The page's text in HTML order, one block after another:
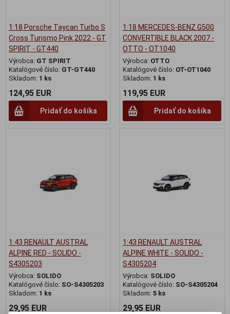
1:18 Porsche Taycan Turbo S
Cross Turismo Pink 2022 - GT
SPIRIT - GT440
Výrobca: GT SPIRIT
Katalógové číslo: GT-GT440
Skladom: 1 ks
124,95 EUR
Pridať do košíka
1:18 MERCEDES-BENZ G500
CONVERTIBLE BLACK 2007 -
OTTO - OT1040
Výrobca: OTTO
Katalógové číslo: OT-OT1040
Skladom: 1 ks
119,95 EUR
Pridať do košíka
1:43 RENAULT AUSTRAL
ALPINE RED - SOLIDO -
S4305203
Výrobca: SOLIDO
Katalógové číslo: SO-S4305203
Skladom: 1 ks
29,95 EUR
1:43 RENAULT AUSTRAL
ALPINE WHITE - SOLIDO -
S4305204
Výrobca: SOLIDO
Katalógové číslo: SO-S4305204
Skladom: 5 ks
29,95 EUR